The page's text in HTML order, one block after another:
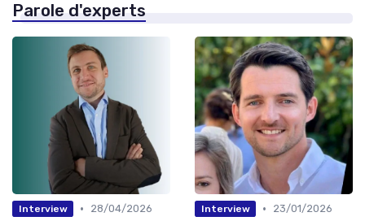
Parole d'experts
Interview •
28/04/2026
Interview •
23/01/2026